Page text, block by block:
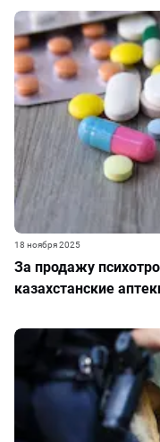
За продажу
казахстанские
18 ноября 2025